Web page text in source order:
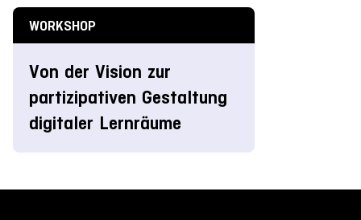
WORKSHOP
Von der Vision zur
partizipativen Gestaltung
digitaler Lernräume